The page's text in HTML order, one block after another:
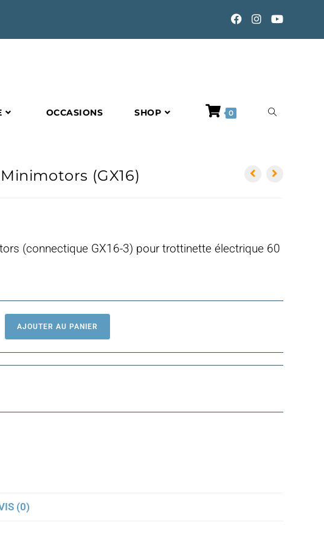
OCCASIONS SHOP 0 TOGGLE
(GX16)
(connectique GX16-3) pour trottinette électrique 60
AJOUTER AU PANIER
(0)